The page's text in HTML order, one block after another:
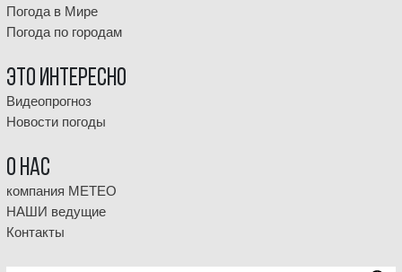
Погода в Мире
Погода по городам
Это интересно
Видеопрогноз
Новости погоды
О НАС
компания МЕТЕО
НАШИ ведущие
Контакты